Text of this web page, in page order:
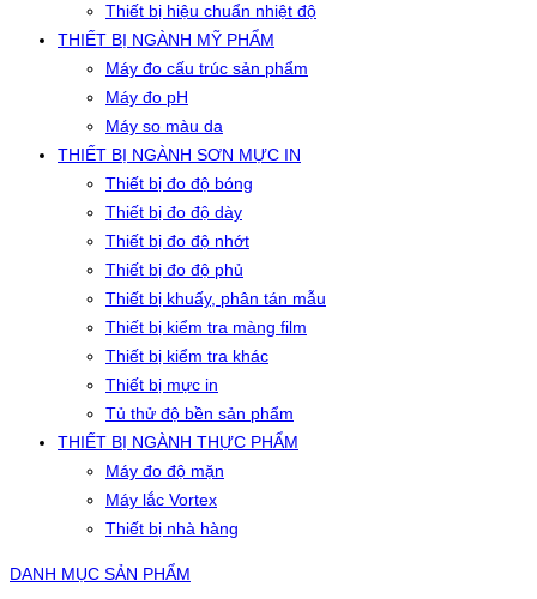
Thiết bị hiệu chuẩn nhiệt độ
THIẾT BỊ NGÀNH MỸ PHẨM
Máy đo cấu trúc sản phẩm
Máy đo pH
Máy so màu da
THIẾT BỊ NGÀNH SƠN MỰC IN
Thiết bị đo độ bóng
Thiết bị đo độ dày
Thiết bị đo độ nhớt
Thiết bị đo độ phủ
Thiết bị khuấy, phân tán mẫu
Thiết bị kiểm tra màng film
Thiết bị kiểm tra khác
Thiết bị mực in
Tủ thử độ bền sản phẩm
THIẾT BỊ NGÀNH THỰC PHẨM
Máy đo độ mặn
Máy lắc Vortex
Thiết bị nhà hàng
DANH MỤC SẢN PHẨM